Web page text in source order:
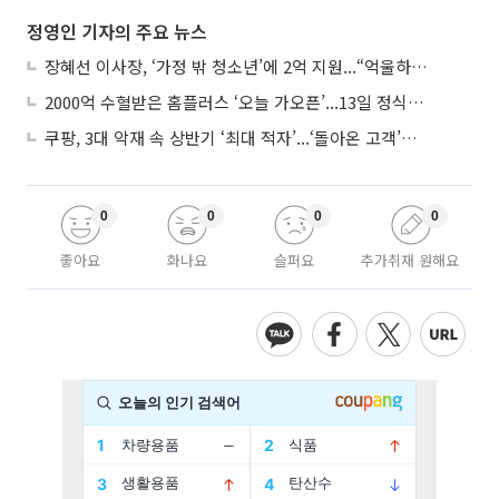
정영인 기자의 주요 뉴스
장혜선 이사장, ‘가정 밖 청소년’에 2억 지원...“억울하고 아파도 단단해지길”
2000억 수혈받은 홈플러스 ‘오늘 가오픈’...13일 정식 개장 시험대
쿠팡, 3대 악재 속 상반기 ‘최대 적자’...‘돌아온 고객’에 수익성 반등 주목
좋아요
0
화나요
0
슬퍼요
0
추가취재 원해요
0